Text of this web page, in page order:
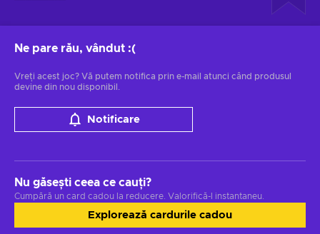
Ne pare rău, vândut :(
Vreți acest joc? Vă putem notifica prin e-mail atunci când produsul
devine din nou disponibil.
Notificare
Nu găsești ceea ce cauți?
Cumpără un card cadou la reducere. Valorifică-l instantaneu.
Explorează cardurile cadou